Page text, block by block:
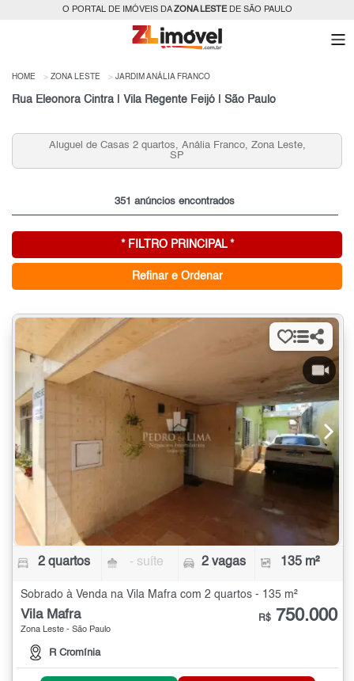
O PORTAL DE IMÓVEIS DAZONA LESTEDE SÃO PAULO
HOME ZONA LESTE JARDIM ANÁLIA FRANCO
Rua Eleonora Cintra | Vila Regente Feijó | São Paulo
Aluguel de Casas 2 quartos, Anália Franco, Zona Leste,
SP
351 anúncios encontrados
* FILTRO PRINCIPAL *
Refinar e Ordenar
2 quartos - suíte 2 vagas 135 m²
Sobrado à Venda na Vila Mafra com 2 quartos - 135 m²
Vila Mafra
Zona Leste - São Paulo
R Cromínia
R$ 750.000